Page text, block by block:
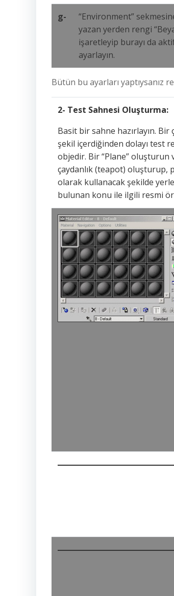
g-
“Environment”
yazan yerden rengi
işaretleyip burayı da
ayarlayın.
Bütün bu ayarları yaptıysanız
2- Test Sahnesi Oluşturma:
Basit bir sahne hazırlayın.
şekil içerdiğinden dolayı test
objedir. Bir “Plane” oluşturun
çaydanlık (teapot) oluşturup,
olarak kullanacak şekilde
bulunan konu ile ilgili resmi